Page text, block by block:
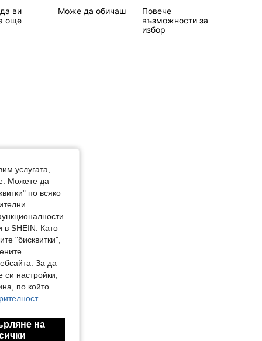
50 cm / 20 in, Цвят: Многоцветен, Размер: 10г
ви
още
Може да обичаш
Повече
възможности за
избор
услугата,
Можете да
по всяко
в SHEIN. Като
"бисквитки",
За да
настройки,
по който
на